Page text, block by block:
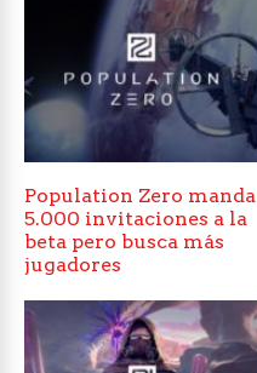
Population Zero manda
5.000 invitaciones a la
beta pero busca más
jugadores